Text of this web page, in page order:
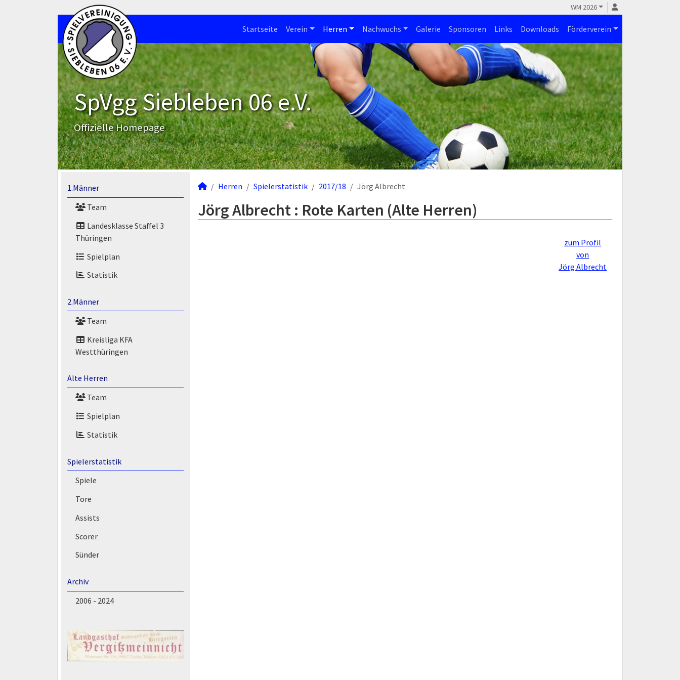
WM 2026
Startseite Verein Herren Nachwuchs Galerie Sponsoren Links Downloads Förderverein
SpVgg Siebleben 06 e.V.
Offizielle Homepage
1.Männer
Team
Landesklasse Staffel 3
Thüringen
Spielplan
Statistik
2.Männer
Team
Kreisliga KFA
Westthüringen
Alte Herren
Team
Spielplan
Statistik
Spielerstatistik
Spiele
Tore
Assists
Scorer
Sünder
Archiv
2006 - 2024
Herren Spielerstatistik 2017/18 Jörg Albrecht
Jörg Albrecht : Rote Karten (Alte Herren)
zum Profil
von
Jörg Albrecht